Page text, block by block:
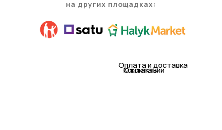
на других площадках:
Оплата и доставка
Контакты
О компании